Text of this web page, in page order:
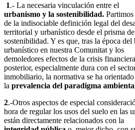
1.- La necesaria vinculación entre el
urbanismo y la sostenibilidad.
de la indisociable definición legal del
territorial y urbanístico desde el prisma
sostenibilidad. Y es que, tras la época del
urbanístico en nuestra Comunitat y los
demoledores efectos de la crisis financiera
posterior, especialmente dura con el
inmobiliario, la normativa se ha orientado
la prevalencia del paradigma
2.-Otros aspectos de especial
hora de regular los usos del suelo en las
están directamente relacionados con la